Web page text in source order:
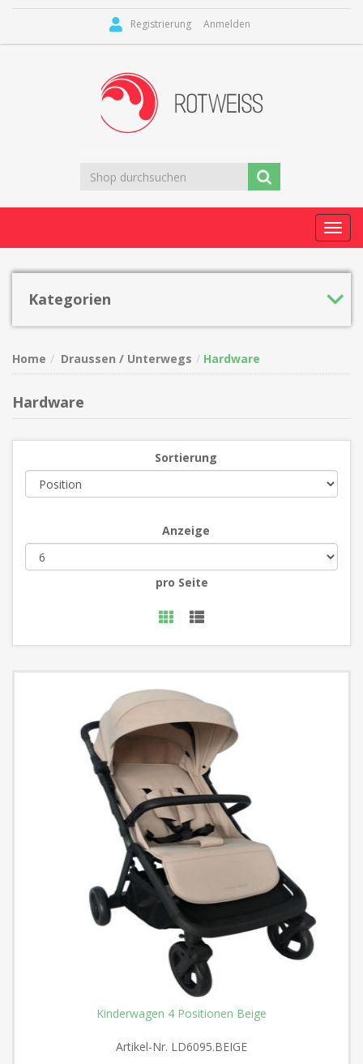
Registrierung Anmelden
Kategorien
Home Draussen / Unterwegs Hardware
Hardware
Sortierung
Anzeige
pro Seite
Kinderwagen 4 Positionen Beige
Artikel-Nr. LD6095.BEIGE